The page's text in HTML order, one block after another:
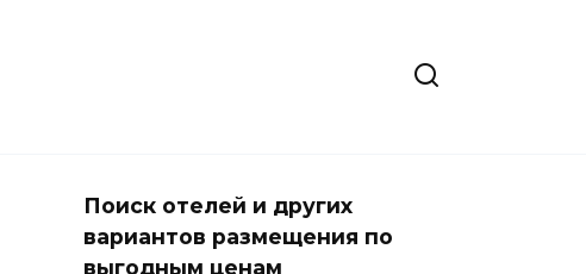
Поиск отелей и других
вариантов размещения по
выгодным ценам